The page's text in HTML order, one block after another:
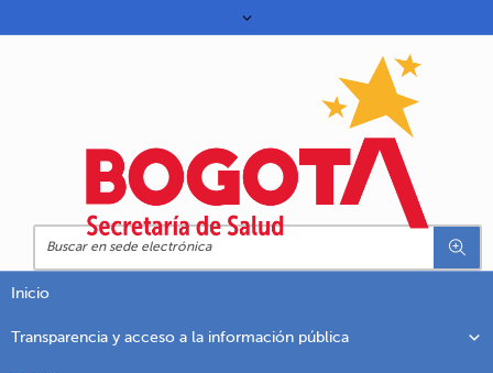
Inicio
Transparencia y acceso a la información pública